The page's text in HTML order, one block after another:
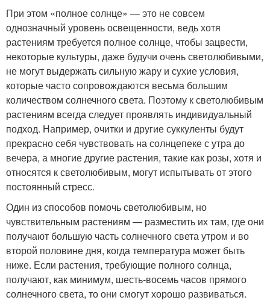
При этом «полное солнце» — это не совсем
однозначный уровень освещенности, ведь хотя
растениям требуется полное солнце, чтобы зацвести,
некоторые культуры, даже будучи очень светолюбивыми,
не могут выдержать сильную жару и сухие условия,
которые часто сопровождаются весьма большим
количеством солнечного света. Поэтому к светолюбивым
растениям всегда следует проявлять индивидуальный
подход. Например, очитки и другие суккуленты будут
прекрасно себя чувствовать на солнцепеке с утра до
вечера, а многие другие растения, такие как розы, хотя и
относятся к светолюбивым, могут испытывать от этого
постоянный стресс.
Один из способов помочь светолюбивым, но
чувствительным растениям — разместить их там, где они
получают большую часть солнечного света утром и во
второй половине дня, когда температура может быть
ниже. Если растения, требующие полного солнца,
получают, как минимум, шесть-восемь часов прямого
солнечного света, то они смогут хорошо развиваться.